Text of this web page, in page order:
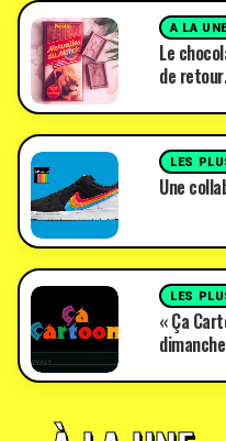
A LA
Le
de
LES
Une
LES
« Ça